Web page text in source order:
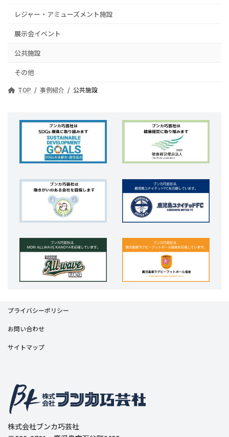
レジャー・アミューズメント施設
展示会イベント
公共施設
その他
TOP 事例紹介 公共施設
プライバシーポリシー
お問い合わせ
サイトマップ
株式会社ブンカ巧芸社